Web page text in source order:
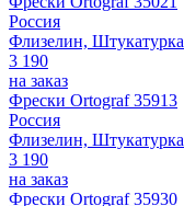
Россия
Флизелин, Штукатурка
3 190
на заказ
Фрески Ortograf 35913
Россия
Флизелин, Штукатурка
3 190
на заказ
Фрески Ortograf 35930